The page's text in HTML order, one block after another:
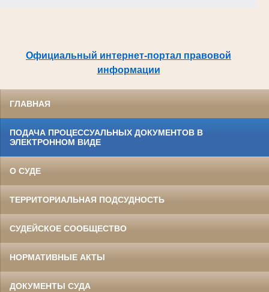
Официальный интернет-портал правовой
информации
ГЛАВНАЯ
ПОДАЧА ПРОЦЕССУАЛЬНЫХ ДОКУМЕНТОВ В
ЭЛЕКТРОННОМ ВИДЕ
О СУДЕ
ТЕРРИТОРИАЛЬНАЯ ПОДСУДНОСТЬ
СУДЕЙСКОЕ СООБЩЕСТВО
НОРМАТИВНЫЕ АКТЫ
ДОКУМЕНТЫ СУДА